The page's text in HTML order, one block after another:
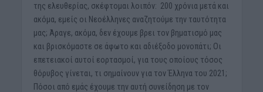
της ελευθερίας, σκέφτομαι λοιπόν: 200 χρόνια μετά και
ακόμα, εμείς οι Νεοέλληνες αναζητούμε την ταυτότητα
μας; Άραγε, ακόμα, δεν έχουμε βρει τον βηματισμό μας
και βρισκόμαστε σε άφωτο και αδιέξοδο μονοπάτι; Οι
επετειακοί αυτοί εορτασμοί, για τους οποίους τόσος
θόρυβος γίνεται, τι σημαίνουν για τον Έλληνα του 2021;
Πόσοι από εμάς έχουμε την αυτή συνείδηση με τον